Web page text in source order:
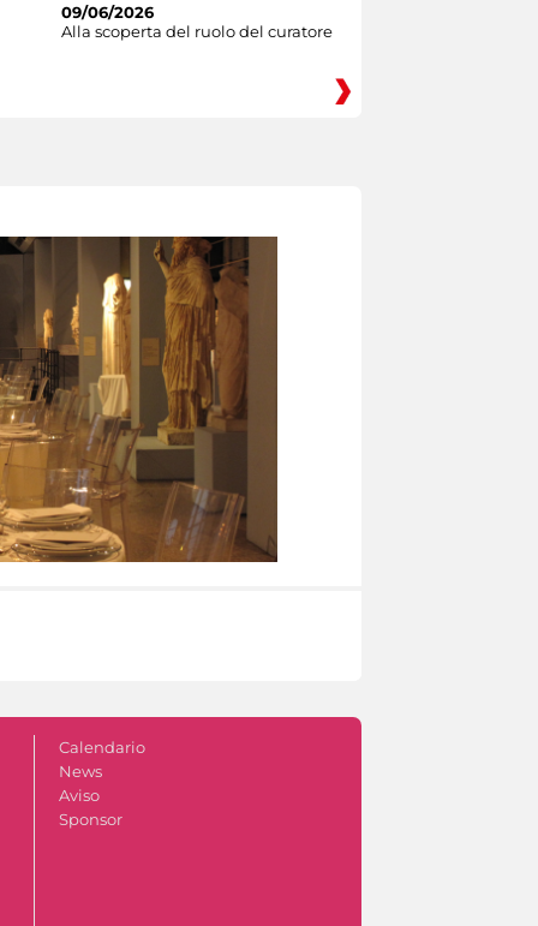
09/06/2026
Alla scoperta del ruolo del curatore
Calendario
News
Aviso
Sponsor